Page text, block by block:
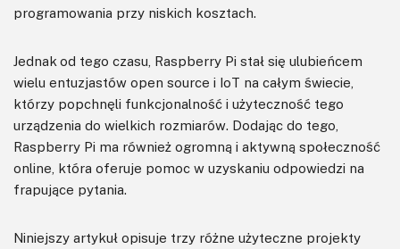
programowania przy niskich kosztach.
Jednak od tego czasu, Raspberry Pi stał się ulubieńcem
wielu entuzjastów open source i IoT na całym świecie,
którzy popchnęli funkcjonalność i użyteczność tego
urządzenia do wielkich rozmiarów. Dodając do tego,
Raspberry Pi ma również ogromną i aktywną społeczność
online, która oferuje pomoc w uzyskaniu odpowiedzi na
frapujące pytania.
Niniejszy artykuł opisuje trzy różne użyteczne projekty